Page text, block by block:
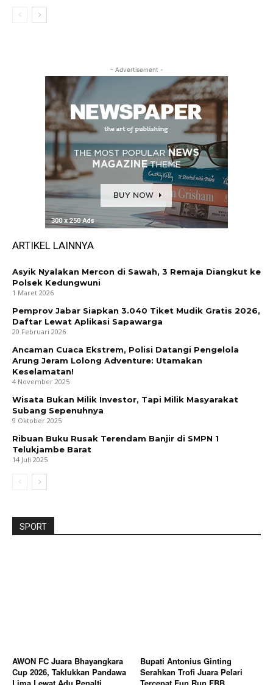
- Advertisement -
ARTIKEL LAINNYA
Asyik Nyalakan Mercon di Sawah, 3 Remaja Diangkut ke
Polsek Kedungwuni
1 Maret 2026
Pemprov Jabar Siapkan 3.040 Tiket Mudik Gratis 2026,
Daftar Lewat Aplikasi Sapawarga
20 Februari 2026
Ancaman Cuaca Ekstrem, Polisi Datangi Pengelola
Arung Jeram Lolong Adventure: Utamakan
Keselamatan!
4 November 2025
Wisata Bukan Milik Investor, Tapi Milik Masyarakat
Subang Sepenuhnya
9 Oktober 2025
Ribuan Buku Rusak Terendam Banjir di SMPN 1
Telukjambe Barat
14 Juli 2025
SPORT
AWON FC Juara Bhayangkara
Cup 2026, Taklukkan Pandawa
Lima Lewat Adu Penalti
Bupati Antonius Ginting
Serahkan Trofi Juara Pelari
Tercepat Fun Run FBB